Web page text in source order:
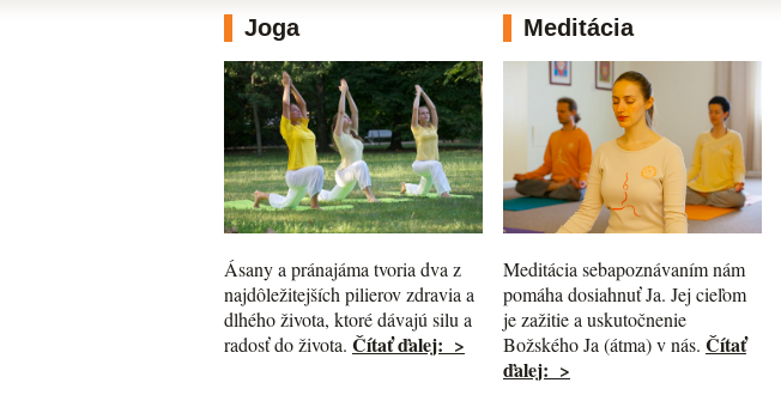
Joga
Ásany a pránajáma tvoria dva z
najdôležitejších pilierov zdravia a
dlhého života, ktoré dávajú silu a
radosť do života. Čítať ďalej: >
Meditácia
Meditácia sebapoznávaním nám
pomáha dosiahnuť Ja. Jej cieľom
je zažitie a uskutočnenie
Božského Ja (átma) v nás. Čítať
ďalej: >